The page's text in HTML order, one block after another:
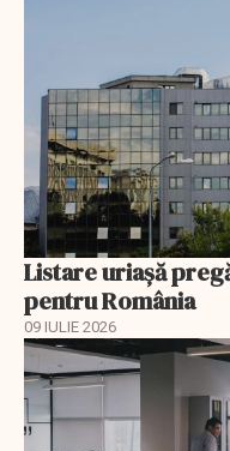
Listare uriașă
pentru România
09 IULIE 2026